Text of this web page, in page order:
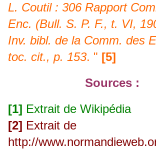
L. Coutil : 306 Rapport
Enc. (Bull. S. P. F., t. VI,
Inv. bibl. de la Comm. des
toc. cit., p. 153. " [5]
Sources :
[1] Extrait de Wikipédia
[2] Extrait de
http://